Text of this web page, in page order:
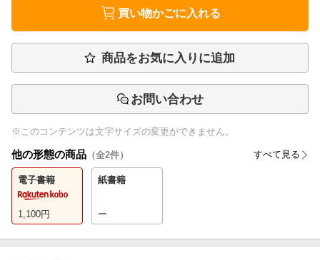
買い物かごに入れる
商品をお気に入りに追加
お問い合わせ
※このコンテンツは文字サイズの変更ができません。
他の形態の商品 （全2件） すべて見る
電子書籍
1,100円
紙書籍
ー